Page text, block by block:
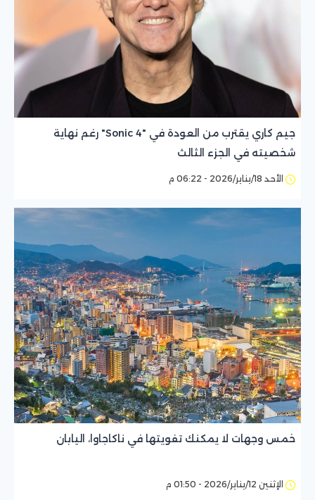
جيم كاري يقترب من العودة في "Sonic 4" رغم نهاية
شخصيته في الجزء الثالث
الأحد 18/يناير/2026 - 06:22 م
خمس وجهات لا يمكنك تفويتها في ناكاجاوا، اليابان
الإثنين 12/يناير/2026 - 01:50 م